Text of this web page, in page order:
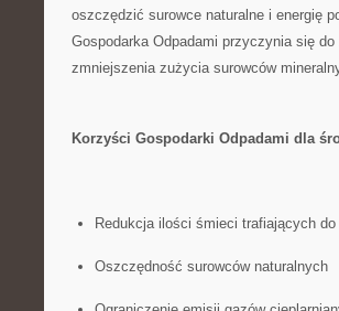
oszczędzić surowce naturalne i energię
Gospodarka Odpadami przyczynia się
zmniejszenia zużycia surowców
Korzyści Gospodarki Odpadami dla
Redukcja⁤ ilości ⁣śmieci trafiających​
Oszczędność surowców naturalnych